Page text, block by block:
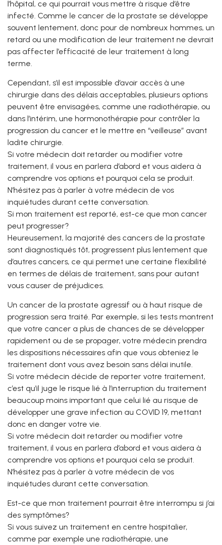
l’hôpital, ce qui pourrait vous mettre à risque d’être
infecté. Comme le cancer de la prostate se développe
souvent lentement, donc pour de nombreux hommes, un
retard ou une modification de leur traitement ne devrait
pas affecter l’efficacité de leur traitement à long
terme.
Cependant, s’il est impossible d’avoir accès à une
chirurgie dans des délais acceptables, plusieurs options
peuvent être envisagées, comme une radiothérapie, ou
dans l’intérim, une hormonothérapie pour contrôler la
progression du cancer et le mettre en “veilleuse” avant
ladite chirurgie.
Si votre médecin doit retarder ou modifier votre
traitement, il vous en parlera d’abord et vous aidera à
comprendre vos options et pourquoi cela se produit.
N’hésitez pas à parler à votre médecin de vos
inquiétudes durant cette conversation.
Si mon traitement est reporté, est-ce que mon cancer
peut progresser?
Heureusement, la majorité des cancers de la prostate
sont diagnostiqués tôt, progressent plus lentement que
d’autres cancers, ce qui permet une certaine flexibilité
en termes de délais de traitement, sans pour autant
vous causer de préjudices.
Un cancer de la prostate agressif ou à haut risque de
progression sera traité. Par exemple, si les tests montrent
que votre cancer a plus de chances de se développer
rapidement ou de se propager, votre médecin prendra
les dispositions nécessaires afin que vous obteniez le
traitement dont vous avez besoin sans délai inutile.
Si votre médecin décide de reporter votre traitement,
c’est qu’il juge le risque lié à l’interruption du traitement
beaucoup moins important que celui lié au risque de
développer une grave infection au COVID 19, mettant
donc en danger votre vie.
Si votre médecin doit retarder ou modifier votre
traitement, il vous en parlera d’abord et vous aidera à
comprendre vos options et pourquoi cela se produit.
N’hésitez pas à parler à votre médecin de vos
inquiétudes durant cette conversation.
Est-ce que mon traitement pourrait être interrompu si j’ai
des symptômes?
Si vous suivez un traitement en centre hospitalier,
comme par exemple une radiothérapie, une